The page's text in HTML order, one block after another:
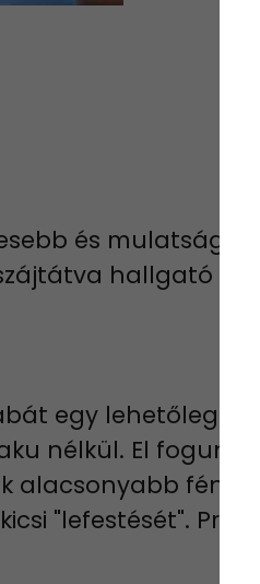
és
hallgató
egy lehetőleg
nélkül. El fogunk
alacsonyabb
"lefestését".